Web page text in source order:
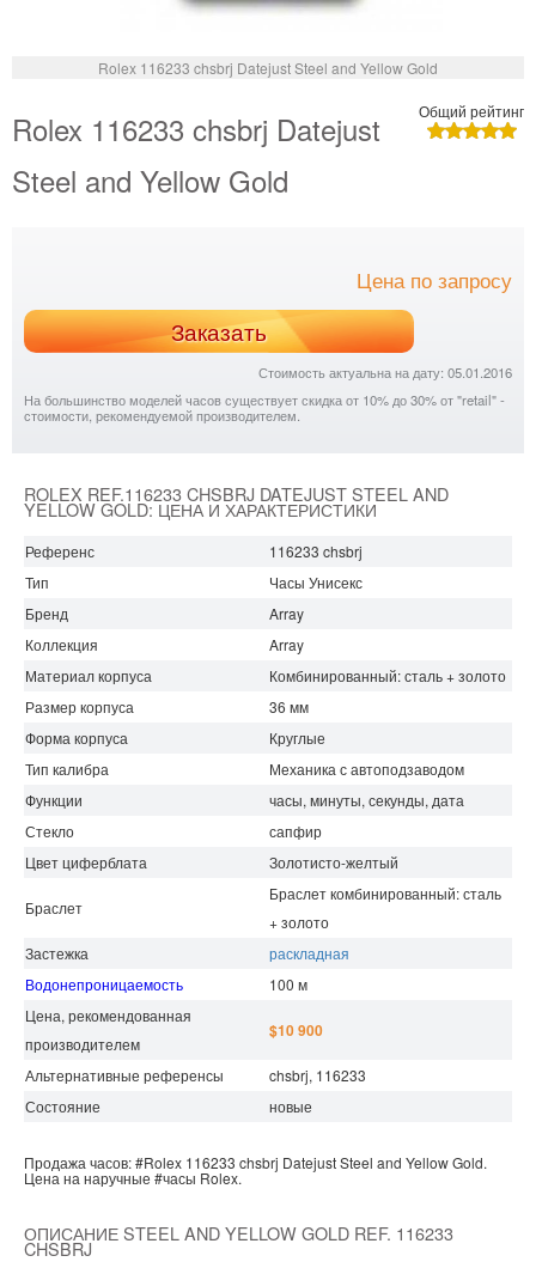
Rolex 116233 chsbrj Datejust Steel and Yellow Gold
Общий рейтинг
Rolex 116233 chsbrj Datejust
Steel and Yellow Gold
Цена по запросу
Заказать
Стоимость актуальна на дату: 05.01.2016
На большинство моделей часов существует скидка от 10% до 30% от "retail" -
стоимости, рекомендуемой производителем.
ROLEX REF.116233 CHSBRJ DATEJUST STEEL AND
YELLOW GOLD: ЦЕНА И ХАРАКТЕРИСТИКИ
Референс
116233 chsbrj
Тип
Часы Унисекс
Бренд
Array
Коллекция
Array
Материал корпуса
Комбинированный: сталь + золото
Размер корпуса
36 мм
Форма корпуса
Круглые
Тип калибра
Механика с автоподзаводом
Функции
часы, минуты, секунды, дата
Стекло
сапфир
Цвет циферблата
Золотисто-желтый
Браслет
Браслет комбинированный: сталь
+ золото
Застежка
раскладная
Водонепроницаемость
100 м
Цена, рекомендованная
производителем
$10 900
Альтернативные референсы
chsbrj, 116233
Состояние
новые
Продажа часов:#Rolex 116233 chsbrj DatejustSteel and Yellow Gold.
Цена на наручные #часы Rolex.
ОПИСАНИЕ STEEL AND YELLOW GOLD REF. 116233
CHSBRJ